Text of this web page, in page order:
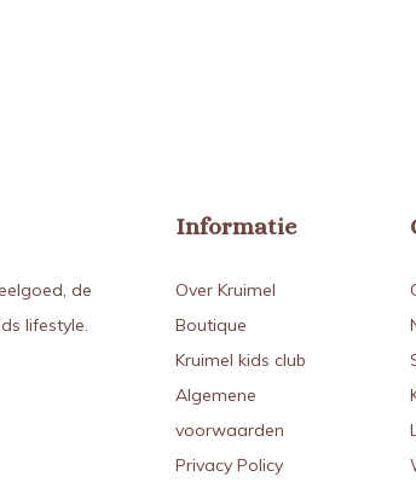
de
lifestyle.
Informatie
Over Kruimel
Boutique
Kruimel kids club
Algemene
voorwaarden
Privacy Policy